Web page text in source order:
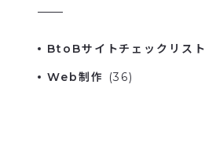
BtoBサイトチェックリスト
Web制作
(36)